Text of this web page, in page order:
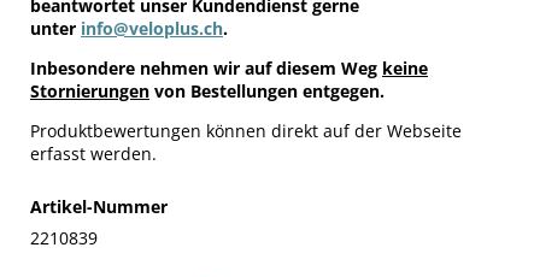
beantwortet unser Kundendienst gerne
unter info@veloplus.ch.
Inbesondere nehmen wir auf diesem Weg keine
Stornierungen von Bestellungen entgegen.
Produktbewertungen können direkt auf der Webseite
erfasst werden.
Artikel-Nummer
2210839